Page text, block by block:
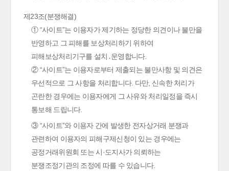
제23조(분쟁해결)
① “사이트”는 이용자가 제기하는 정당한 의견이나 불만을
반영하고 그 피해를 보상처리하기 위하여
피해보상처리기구를 설치․운영합니다.
② “사이트”는 이용자로부터 제출되는 불만사항 및 의견은
우선적으로 그 사항을 처리합니다. 다만, 신속한 처리가
곤란한 경우에는 이용자에게 그 사유와 처리일정을 즉시
통보해 드립니다.
③ “사이트”와 이용자 간에 발생한 전자상거래 분쟁과
관련하여 이용자의 피해구제신청이 있는 경우에는
공정거래위원회 또는 시·도지사가 의뢰하는
분쟁조정기관의 조정에 따를 수 있습니다.